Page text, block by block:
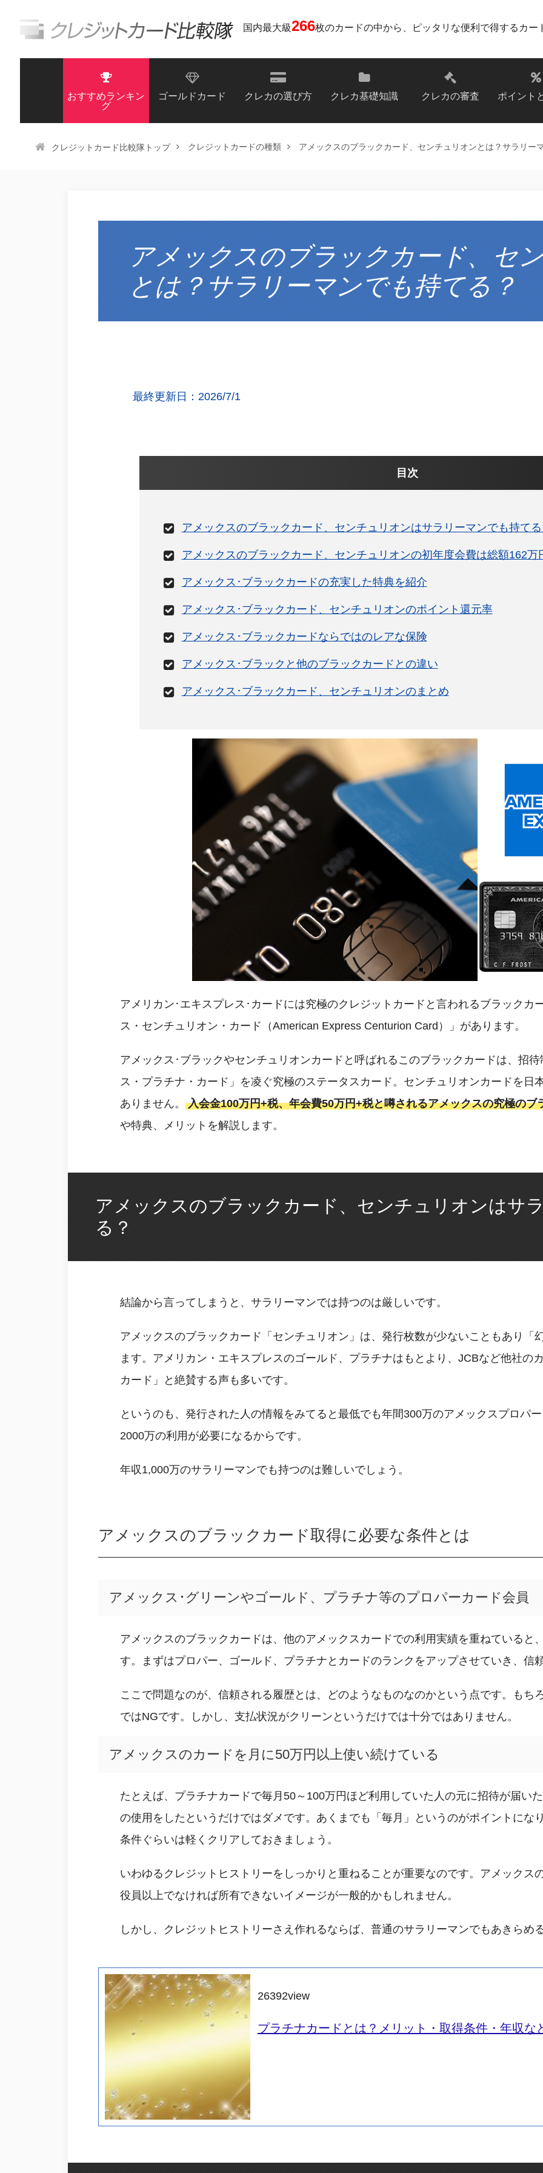
国内最大級266枚のカードの中から、ピッタリな便利で得するカー
おすすめランキン
グ
ゴールドカード クレカの選び方 クレカ基礎知識 クレカの審査 ポイント
クレジットカード比較隊トップ クレジットカードの種類 アメックスのブラックカード、センチュリオンとは？サラリー
アメックスのブラックカード、セ
とは？サラリーマンでも持てる？
最終更新日：2026/7/1
目次
アメックスのブラックカード、センチュリオンはサラリーマンでも持て
アメックスのブラックカード、センチュリオンの初年度会費は総額162万
アメックス･ブラックカードの充実した特典を紹介
アメックス･ブラックカード、センチュリオンのポイント還元率
アメックス･ブラックカードならではのレアな保険
アメックス･ブラックと他のブラックカードとの違い
アメックス･ブラックカード、センチュリオンのまとめ
アメリカン･エキスプレス･カードには究極のクレジットカードと言われるブラックカ
ス・センチュリオン・カード（American Express Centurion Card）」があります。
アメックス･ブラックやセンチュリオンカードと呼ばれるこのブラックカードは、招
ス・プラチナ・カード」を凌ぐ究極のステータスカード。センチュリオンカードを日
ありません。
入会金100万円+税、年会費50万円+税と噂されるアメックスの究極のブ
や特典、メリットを解説します。
アメックスのブラックカード、センチュリオンはサ
る？
結論から言ってしまうと、サラリーマンでは持つのは厳しいです。
アメックスのブラックカード「センチュリオン」は、発行枚数が少ないこともあり「
ます。アメリカン・エキスプレスのゴールド、プラチナはもとより、JCBなど他社の
カード」と絶賛する声も多いです。
というのも、発行された人の情報をみてると最低でも年間300万のアメックスプロパ
2000万の利用が必要になるからです。
年収1,000万のサラリーマンでも持つのは難しいでしょう。
アメックスのブラックカード取得に必要な条件とは
アメックス･グリーンやゴールド、プラチナ等のプロパーカード会員
アメックスのブラックカードは、他のアメックスカードでの利用実績を重ねていると
す。まずはプロパー、ゴールド、プラチナとカードのランクをアップさせていき、信
ここで問題なのが、信頼される履歴とは、どのようなものなのかという点です。もち
ではNGです。しかし、支払状況がクリーンというだけでは十分ではありません。
アメックスのカードを月に50万円以上使い続けている
たとえば、プラチナカードで毎月50～100万円ほど利用していた人の元に招待が届い
の使用をしたというだけではダメです。あくまでも「毎月」というのがポイントにな
条件ぐらいは軽くクリアしておきましょう。
いわゆるクレジットヒストリーをしっかりと重ねることが重要なのです。アメックス
役員以上でなければ所有できないイメージが一般的かもしれません。
しかし、クレジットヒストリーさえ作れるならば、普通のサラリーマンでもあきらめ
26392view
プラチナカードとは？メリット・取得条件・年収な